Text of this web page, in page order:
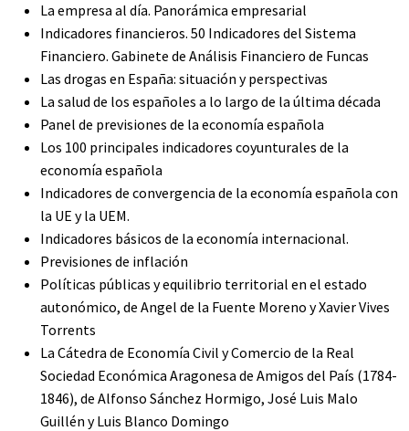
La empresa al día. Panorámica empresarial
Indicadores financieros. 50 Indicadores del Sistema
Financiero. Gabinete de Análisis Financiero de Funcas
Las drogas en España: situación y perspectivas
La salud de los españoles a lo largo de la última década
Panel de previsiones de la economía española
Los 100 principales indicadores coyunturales de la
economía española
Indicadores de convergencia de la economía española con
la UE y la UEM.
Indicadores básicos de la economía internacional.
Previsiones de inflación
Políticas públicas y equilibrio territorial en el estado
autonómico, de Angel de la Fuente Moreno y Xavier Vives
Torrents
La Cátedra de Economía Civil y Comercio de la Real
Sociedad Económica Aragonesa de Amigos del País (1784-
1846), de Alfonso Sánchez Hormigo, José Luis Malo
Guillén y Luis Blanco Domingo